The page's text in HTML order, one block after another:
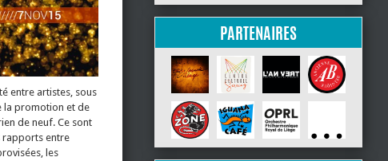
entre artistes, sous
la promotion et de
de neuf. Ce sont
rapports entre
les
PARTENAIRES